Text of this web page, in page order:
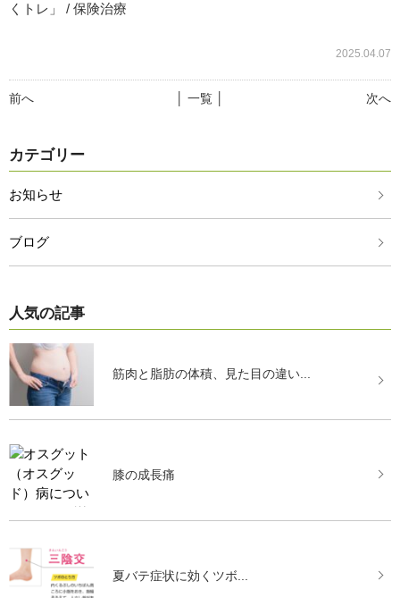
くトレ」 / 保険治療
2025.04.07
前へ 次へ
│ 一覧 │
カテゴリー
お知らせ
ブログ
人気の記事
筋肉と脂肪の体積、見た目の違い...
膝の成長痛
夏バテ症状に効くツボ...